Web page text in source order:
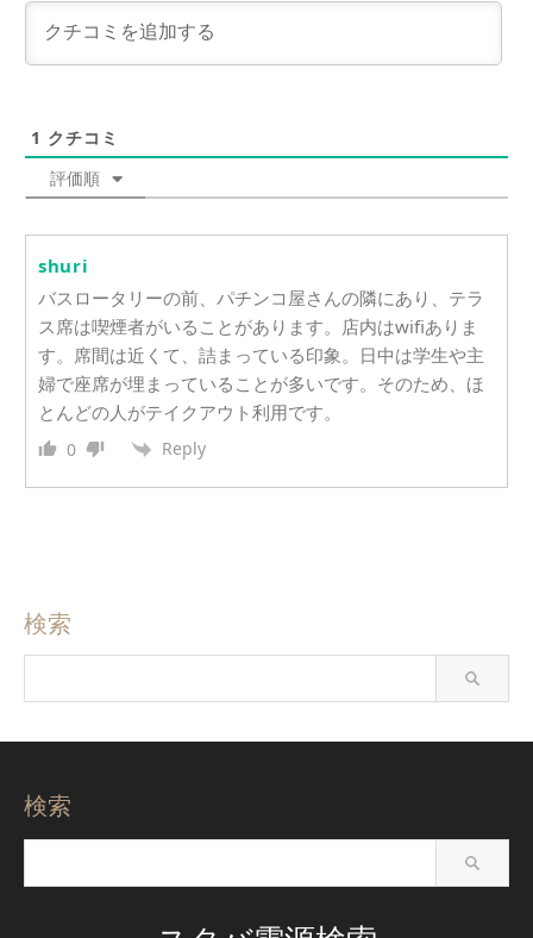
1 クチコミ
評価順
shuri
バスロータリーの前、パチンコ屋さんの隣にあり、テラ
ス席は喫煙者がいることがあります。店内はwifiありま
す。席間は近くて、詰まっている印象。日中は学生や主
婦で座席が埋まっていることが多いです。そのため、ほ
とんどの人がテイクアウト利用です。
0 Reply
検索
検索